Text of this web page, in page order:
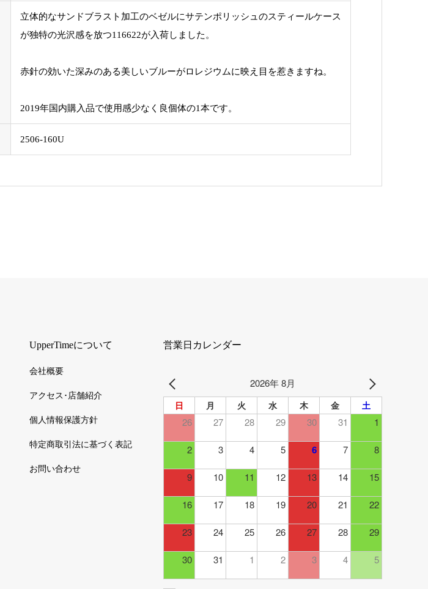
立体的なサンドブラスト加工のベゼルにサテンポリッシュのスティールケース
が独特の光沢感を放つ116622が入荷しました。
赤針の効いた深みのある美しいブルーがロレジウムに映え目を惹きますね。
2019年国内購入品で使用感少なく良個体の1本です。
2506-160U
UpperTimeについて
会社概要
アクセス･店舗紹介
個人情報保護方針
特定商取引法に基づく表記
お問い合わせ
営業日カレンダー
2026年 8月
日 月 火 水 木 金 土
26 27 28 29 30 31 1
2 3 4 5 6 7 8
9 10 11 12 13 14 15
16 17 18 19 20 21 22
23 24 25 26 27 28 29
30 31 1 2 3 4 5